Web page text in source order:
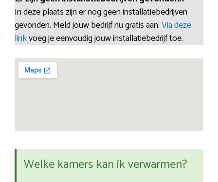
In deze plaats zijn er nog geen installatiebedrijven
gevonden. Meld jouw bedrijf nu gratis aan.Via deze
linkvoeg je eenvoudig jouw installatiebedrijf toe.
Welke kamers kan ik verwarmen?